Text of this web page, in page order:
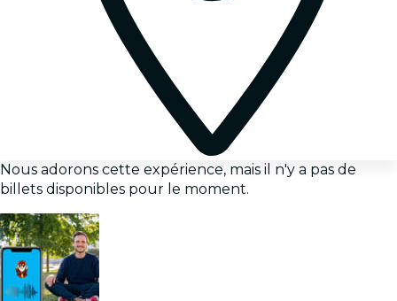
Nous adorons cette expérience, mais il n'y a pas de
billets disponibles pour le moment.